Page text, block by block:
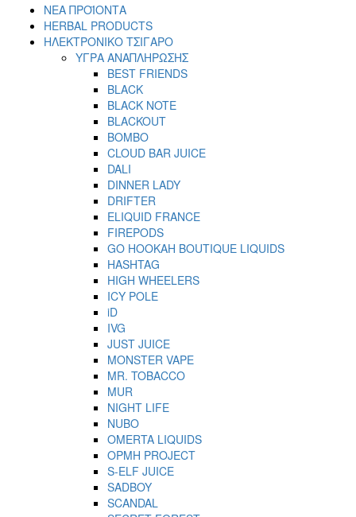
ΝΕΑ ΠΡΟΪΟΝΤΑ
HERBAL PRODUCTS
ΗΛΕΚΤΡΟΝΙΚΟ ΤΣΙΓΑΡΟ
ΥΓΡΑ ΑΝΑΠΛΗΡΩΣΗΣ
BEST FRIENDS
BLACK
BLACK NOTE
BLACKOUT
BOMBO
CLOUD BAR JUICE
DALI
DINNER LADY
DRIFTER
ELIQUID FRANCE
FIREPODS
GO HOOKAH BOUTIQUE LIQUIDS
HASHTAG
HIGH WHEELERS
ICY POLE
iD
IVG
JUST JUICE
MONSTER VAPE
MR. TOBACCO
MUR
NIGHT LIFE
NUBO
OMERTA LIQUIDS
OPMH PROJECT
S-ELF JUICE
SADBOY
SCANDAL